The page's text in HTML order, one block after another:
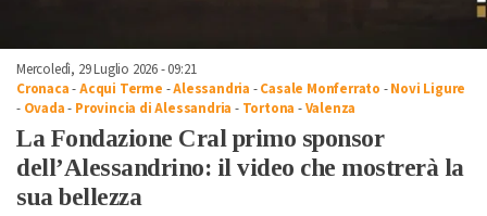
Mercoledì, 29 Luglio 2026 - 09:21
Cronaca-Acqui Terme -Alessandria -Casale Monferrato -Novi Ligure
- Ovada- Provincia di Alessandria - Tortona -Valenza
La Fondazione Cral primo sponsor
dell’Alessandrino: il video che mostrerà la
sua bellezza